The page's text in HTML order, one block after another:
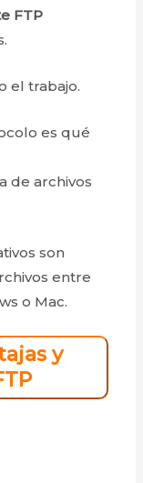
FTP
el trabajo.
es qué
de archivos
son
entre
o Mac.
y